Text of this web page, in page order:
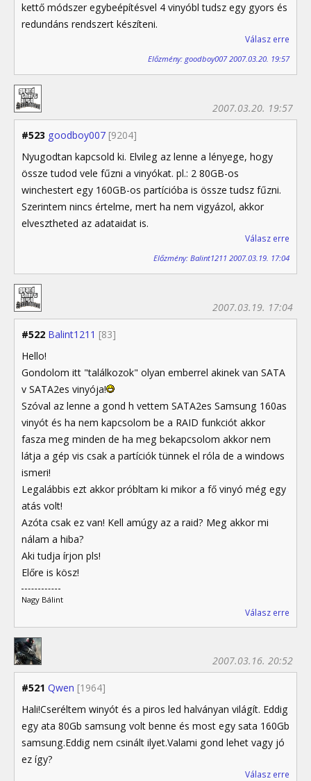
kettő módszer egybeépítésvel 4 vinyóbl tudsz egy gyors és
redundáns rendszert készíteni.
Válasz erre
Előzmény: goodboy007 2007.03.20. 19:57
#523 goodboy007 [9204]
2007.03.20. 19:57
Nyugodtan kapcsold ki. Elvileg az lenne a lényege, hogy
össze tudod vele fűzni a vinyókat. pl.: 2 80GB-os
winchestert egy 160GB-os partícióba is össze tudsz fűzni.
Szerintem nincs értelme, mert ha nem vigyázol, akkor
elvesztheted az adataidat is.
Válasz erre
Előzmény: Balint1211 2007.03.19. 17:04
#522 Balint1211 [83]
2007.03.19. 17:04
Hello!
Gondolom itt "találkozok" olyan emberrel akinek van SATA
v SATA2es vinyója!
Szóval az lenne a gond h vettem SATA2es Samsung 160as
vinyót és ha nem kapcsolom be a RAID funkciót akkor
fasza meg minden de ha meg bekapcsolom akkor nem
látja a gép vis csak a partíciók tünnek el róla de a windows
ismeri!
Legalábbis ezt akkor próbltam ki mikor a fő vinyó még egy
atás volt!
Azóta csak ez van! Kell amúgy az a raid? Meg akkor mi
nálam a hiba?
Aki tudja írjon pls!
Előre is kösz!
Nagy Bálint
Válasz erre
#521 Qwen [1964]
2007.03.16. 20:52
Hali!Cseréltem winyót és a piros led halványan világít. Eddig
egy ata 80Gb samsung volt benne és most egy sata 160Gb
samsung.Eddig nem csinált ilyet.Valami gond lehet vagy jó
ez így?
Válasz erre